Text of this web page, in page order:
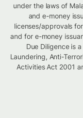
under the laws of
and e-money
licenses/approvals
and for e-money
Due Diligence is
Laundering, Anti-
Activities Act 2001